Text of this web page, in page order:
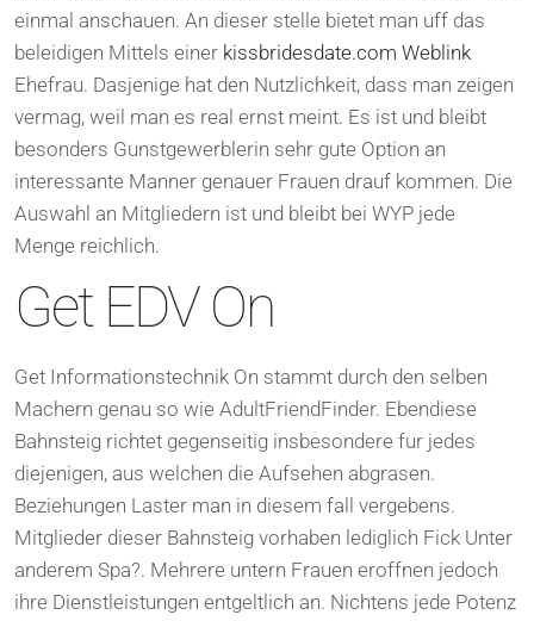
einmal anschauen. An dieser stelle bietet man uff das
beleidigen Mittels einer kissbridesdate.com Weblink
Ehefrau. Dasjenige hat den Nutzlichkeit, dass man zeigen
vermag, weil man es real ernst meint. Es ist und bleibt
besonders Gunstgewerblerin sehr gute Option an
interessante Manner genauer Frauen drauf kommen. Die
Auswahl an Mitgliedern ist und bleibt bei WYP jede
Menge reichlich.
Get EDV On
Get Informationstechnik On stammt durch den selben
Machern genau so wie AdultFriendFinder. Ebendiese
Bahnsteig richtet gegenseitig insbesondere fur jedes
diejenigen, aus welchen die Aufsehen abgrasen.
Beziehungen Laster man in diesem fall vergebens.
Mitglieder dieser Bahnsteig vorhaben lediglich Fick Unter
anderem Spa?. Mehrere untern Frauen eroffnen jedoch
ihre Dienstleistungen entgeltlich an. Nichtens jede Potenz